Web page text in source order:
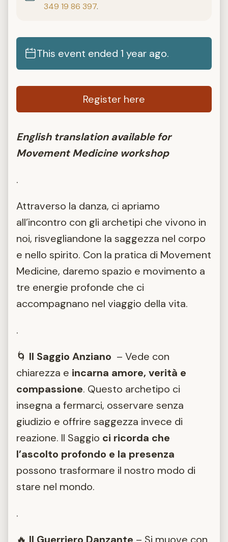
349 19 86 397.
This event ended 1 year ago.
Register here
English translation available for
Movement Medicine workshop
.
Attraverso la danza, ci apriamo
all’incontro con gli archetipi che vivono in
noi, risvegliandone la saggezza nel corpo
e nello spirito. Con la pratica di Movement
Medicine, daremo spazio e movimento a
tre energie profonde che ci
accompagnano nel viaggio della vita.
.
🌀 Il Saggio Anziano – Vede con
chiarezza e incarna amore, verità e
compassione. Questo archetipo ci
insegna a fermarci, osservare senza
giudizio e offrire saggezza invece di
reazione. Il Saggio ci ricorda che
l’ascolto profondo e la presenza
possono trasformare il nostro modo di
stare nel mondo.
.